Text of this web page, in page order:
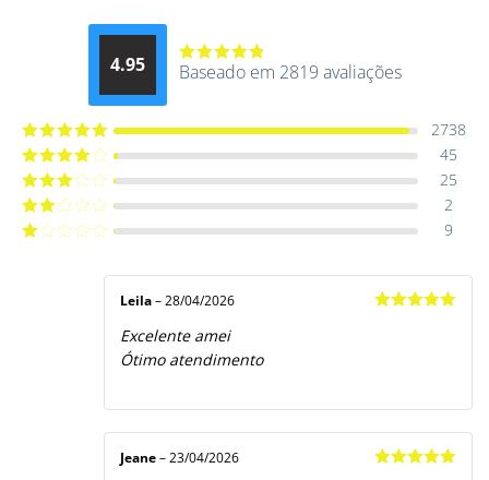
4.95
Avaliação
Baseado em 2819 avaliações
Avaliação5
2738
Avaliação
45
Avaliação
25
Avaliação
2
9
Leila – 28/04/2026
Excelente amei
Ótimo atendimento
Jeane – 23/04/2026